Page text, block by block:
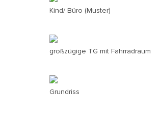
Kind/ Büro (Muster)
großzügige TG mit Fahrradraum
Grundriss